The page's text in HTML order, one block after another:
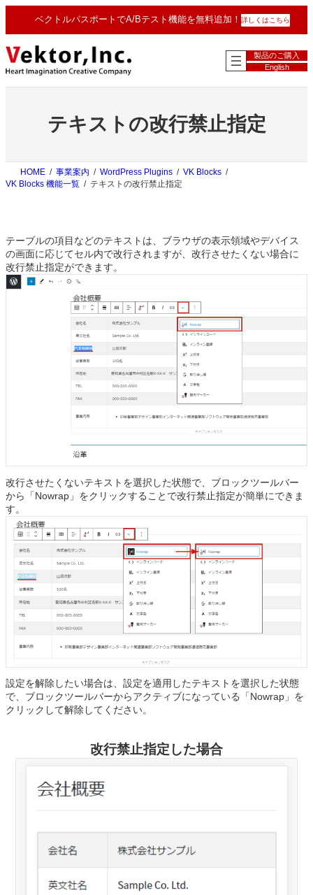
を
ス
キ
ッ
ベクトルパスポートでA/Bテスト機能を無料追加！ 詳しくはこちら
製品のご購入
English
テキストの改行禁止指定
HOME 事業案内 WordPress Plugins
VK Blocks
VK Blocks 機能一覧
テキストの改行禁止指定
テーブルの項目などのテキストは、ブラウザの表示領域やデバイス
の画面に応じてセル内で改行されますが、改行させたくない場合に
改行禁止指定ができます。
改行させたくないテキストを選択した状態で、ブロックツールバー
から「Nowrap」をクリックすることで改行禁止指定が簡単にできま
す。
設定を解除したい場合は、設定を適用したテキストを選択した状態
で、ブロックツールバーからアクティブになっている「Nowrap」を
クリックして解除してください。
改行禁止指定した場合